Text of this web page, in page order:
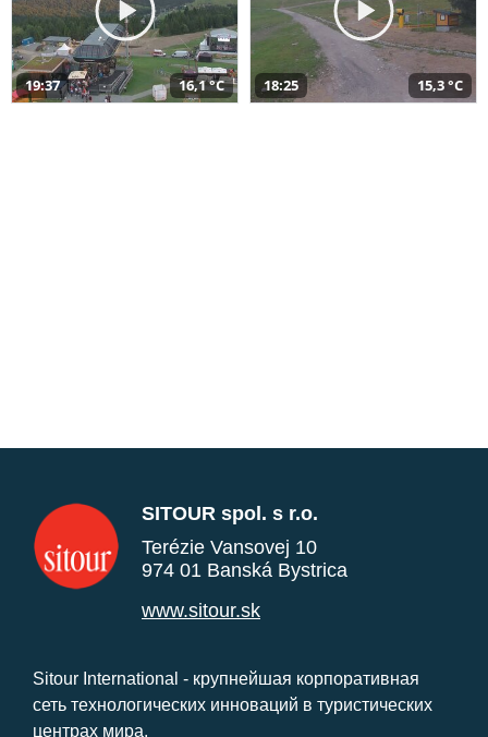
19:37 16,1 °C 18:25 15,3 °C
SITOUR spol. s r.o.
Terézie Vansovej 10
974 01 Banská Bystrica
www.sitour.sk
Sitour International - крупнейшая корпоративная
сеть технологических инноваций в туристических
центрах мира.